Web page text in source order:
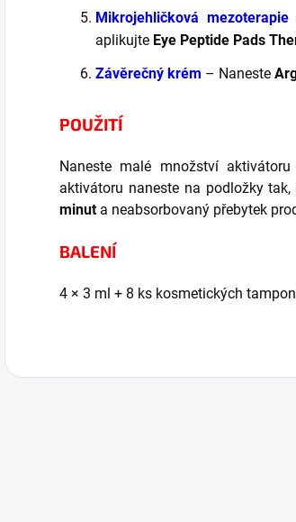
Mikrojehličková mezoterapie
aplikujte Eye Peptide Pads
Závěrečný krém – Naneste
POUŽITÍ
Naneste malé množství
aktivátoru naneste na podložky
minuta neabsorbovaný přebytek
BALENÍ
4 × 3 ml + 8 ks kosmetických